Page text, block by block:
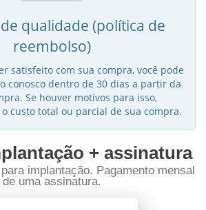
qualidade (política de
reembolso)
satisfeito com sua compra, você pode
conosco dentro de 30 dias a partir da
Se houver motivos para isso,
custo total ou parcial de sua compra.
+ assinatura
implantação. Pagamento mensal
de uma assinatura.